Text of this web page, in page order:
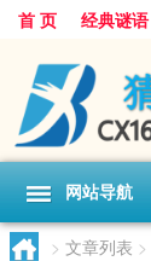
首 页 经典谜语
网站导航
> 文章列表 >